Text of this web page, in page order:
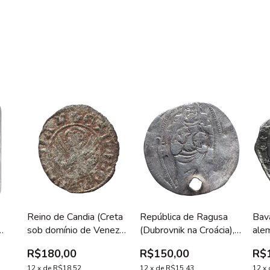
Reino de Candia (Creta
sob domínio de Veneza),
tornesello, prata baixa,
R$180,00
12 x de R$18,52
República de Ragusa
(Dubrovnik na Croácia),
mm, 1452-1556, Jesus
R$150,00
12x de R$15,43 12 x